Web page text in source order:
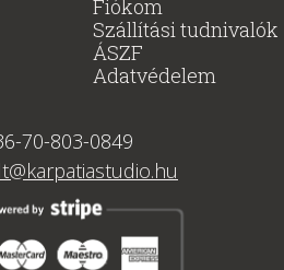
Fiókom
Szállítási tudnivalók
ÁSZF
Adatvédelem
70-803-0849